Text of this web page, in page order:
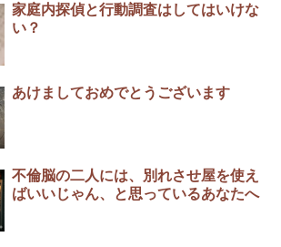
家庭内探偵と行動調査はしてはいけな
い？
あけましておめでとうございます
不倫脳の二人には、別れさせ屋を使え
ばいいじゃん、と思っているあなたへ